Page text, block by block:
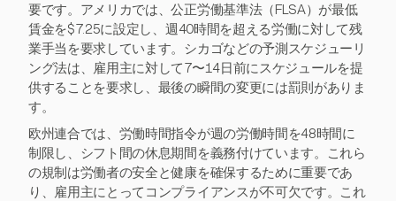
要です。アメリカでは、公正労働基準法（FLSA）が最低
賃金を$7.25に設定し、週40時間を超える労働に対して残
業手当を要求しています。シカゴなどの予測スケジューリ
ング法は、雇用主に対して7〜14日前にスケジュールを提
供することを要求し、最後の瞬間の変更には罰則がありま
す。
欧州連合では、労働時間指令が週の労働時間を48時間に
制限し、シフト間の休息期間を義務付けています。これら
の規制は労働者の安全と健康を確保するために重要であ
り、雇用主にとってコンプライアンスが不可欠です。これ